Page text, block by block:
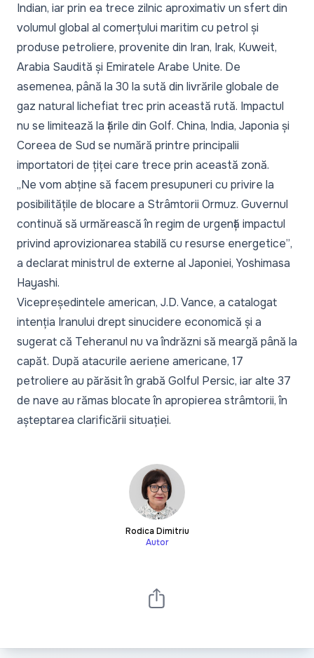
Indian, iar prin ea trece zilnic aproximativ un sfert din
volumul global al comerțului maritim cu petrol și
produse petroliere, provenite din Iran, Irak, Kuweit,
Arabia Saudită și Emiratele Arabe Unite. De
asemenea, până la 30 la sută din livrările globale de
gaz natural lichefiat trec prin această rută. Impactul
nu se limitează la țările din Golf. China, India, Japonia și
Coreea de Sud se numără printre principalii
importatori de țiței care trece prin această zonă.
„Ne vom abține să facem presupuneri cu privire la
posibilitățile de blocare a Strâmtorii Ormuz. Guvernul
continuă să urmărească în regim de urgență impactul
privind aprovizionarea stabilă cu resurse energetice”,
a declarat ministrul de externe al Japoniei, Yoshimasa
Hayashi.
Vicepreședintele american, J.D. Vance, a catalogat
intenția Iranului drept sinucidere economică și a
sugerat că Teheranul nu va îndrăzni să meargă până la
capăt. După atacurile aeriene americane, 17
petroliere au părăsit în grabă Golful Persic, iar alte 37
de nave au rămas blocate în apropierea strâmtorii, în
așteptarea clarificării situației.
Rodica Dimitriu
Autor